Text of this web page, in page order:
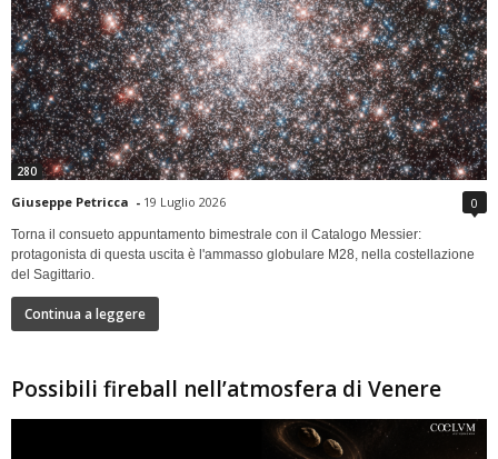
280
Giuseppe Petricca - 19 Luglio 2026 0
Torna il consueto appuntamento bimestrale con il Catalogo Messier:
protagonista di questa uscita è l'ammasso globulare M28, nella costellazione
del Sagittario.
Continua a leggere
Possibili fireball nell’atmosfera di Venere